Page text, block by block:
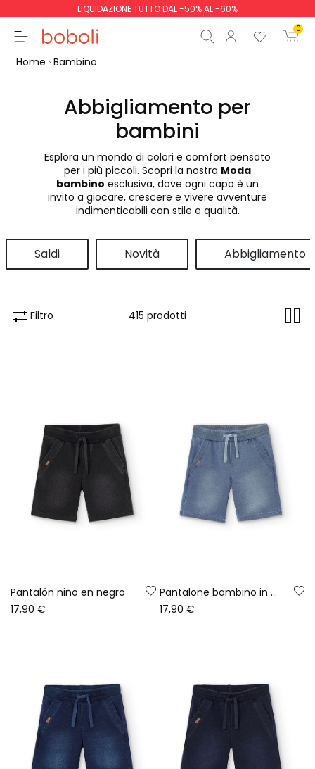
LIQUIDAZIONE TUTTO DAL -50% AL -60%
0
Totale 0,00 €
Continua Inizio ordine
Home Bambino
Abbigliamento per
bambini
Esplora un mondo di colori e comfort pensato
per i più piccoli. Scopri la nostra Moda
bambino esclusiva, dove ogni capo è un
invito a giocare, crescere e vivere avventure
indimenticabili con stile e qualità.
Saldi Novità Abbigliamento
Filtro 415 prodotti
Pantalón niño en negro
17,90 €
Pantalone bambino in bleach
17,90 €